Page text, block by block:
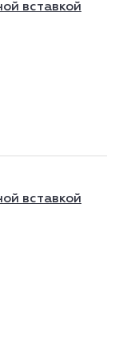
вставкой
вставкой